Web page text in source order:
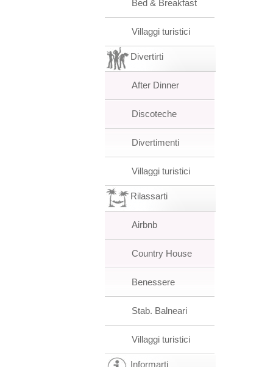
Bed & Breakfast
Villaggi turistici
Divertirti
After Dinner
Discoteche
Divertimenti
Villaggi turistici
Rilassarti
Airbnb
Country House
Benessere
Stab. Balneari
Villaggi turistici
Informarti